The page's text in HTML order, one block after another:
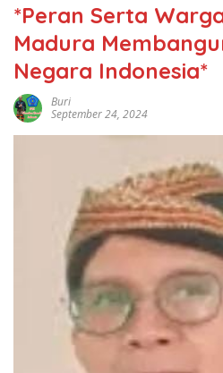
*Peran Serta
Madura
Negara Indonesia*
Buri
September 24, 2024